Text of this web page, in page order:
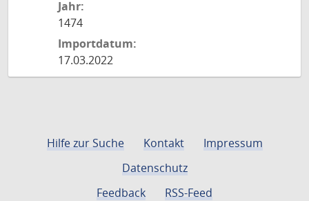
Jahr:
1474
Importdatum:
17.03.2022
Hilfe zur Suche Kontakt
Impressum
Datenschutz
Feedback
RSS-Feed